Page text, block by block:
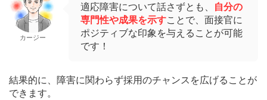
カージー
適応障害について話さずとも、 自分の
専門性や成果を示すことで、面接官に
ポジティブな印象を与えることが可能
です！
結果的に、障害に関わらず採用のチャンスを広げることが
できます。